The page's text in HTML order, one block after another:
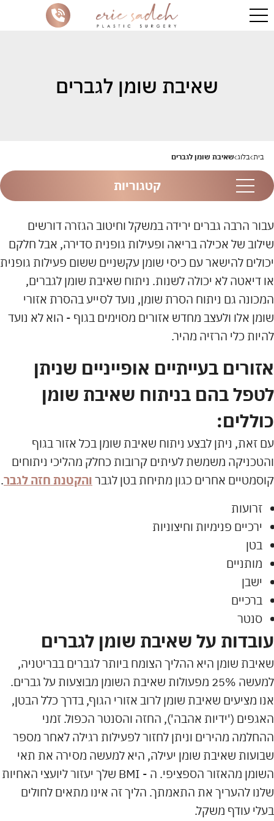
שאיבת שומן לגברים
בית בלוג שאיבת שומן לגברים
קטגוריות
עבור הרבה גברים ירידה במשקל וחיטוב הגזרה דורשים
שילוב של אכילה בריאה ופעילות גופנית סדירה, אבל חלקם
יכולים להישאר עם כיסי שומן עקשניים ששום פעילות גופנית
או דיאטה לא יכולה לשנות. ניתוח שאיבת שומן לגברים,
המכונה גם ניתוח הסרת שומן, נועד לסייע בהסרת אזורי
שומן אלו ולעצב מחדש אזורים מסוימים בגוף - הוא לא נועד
להיות כלי הרזיה מהיר.
אזורים בעייתיים אופייניים שניתן
לטפל בהם בניתוח שאיבת שומן
כוללים:
עם זאת, ניתן לבצע ניתוח שאיבת שומן בכל אזור בגוף
והטכניקה משמשת לעיתים קרובות כחלק מהליכי ניתוחים
קוסמטיים אחרים כגון מתיחת בטן לגבר והקטנת חזה לגבר.
זרועות
ירכיים פנימיות וחיצוניות
בטן
מותניים
ישבן
ברכיים
סנטר
עובדות על שאיבת שומן לגברים
שאיבת שומן היא ההליך הצומח ביותר לגברים בבריטניה,
למעשה 25% מפעולות שאיבת השומן מבוצעות על גברים.
אנו מציעים שאיבת שומן לרוב אזורי הגוף, בדרך כלל הבטן,
האגפים ('ידיות אהבה'), החזה והסנטר הכפול. זמני
ההחלמה מהירים וניתן לחזור לפעילות רגילה לאחר מספר
שבועות שאיבת שומן יעילה, היא למעשה מסירה את תאי
השומן מהאזור הספציפי. ה - BMI שלך יעזור ליועצי האחיות
שלנו להעריך את התאמתך. הליך זה אינו מתאים לחולים
בעלי עודף משקל.